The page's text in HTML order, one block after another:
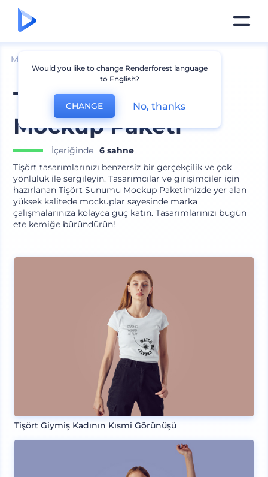
Mockuplar
Tişört Sunumu
Mockup Paketi
İçeriğinde 6 sahne
Tişört tasarımlarınızı benzersiz bir gerçekçilik ve çok
yönlülük ile sergileyin. Tasarımcılar ve girişimciler için
hazırlanan Tişört Sunumu Mockup Paketimizde yer alan
yüksek kalitede mockuplar sayesinde marka
çalışmalarınıza kolayca güç katın. Tasarımlarınızı bugün
ete kemiğe büründürün!
Tişört Giymiş Kadının Kısmi Görünüşü
Would you like to change Renderforest language
to English?
CHANGE No, thanks